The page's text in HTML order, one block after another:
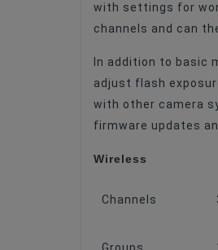
with settings for
channels and can
In addition to basic
adjust flash
with other camera
firmware updates
Wireless
Channels